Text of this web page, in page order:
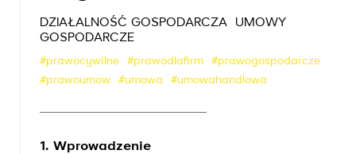
DZIAŁALNOŚĆ GOSPODARCZA
UMOWY
GOSPODARCZE
#prawocywilne #prawodlafirm
#prawogospodarcze
#prawoumow
#umowa #umowahandlowa
1. Wprowadzenie